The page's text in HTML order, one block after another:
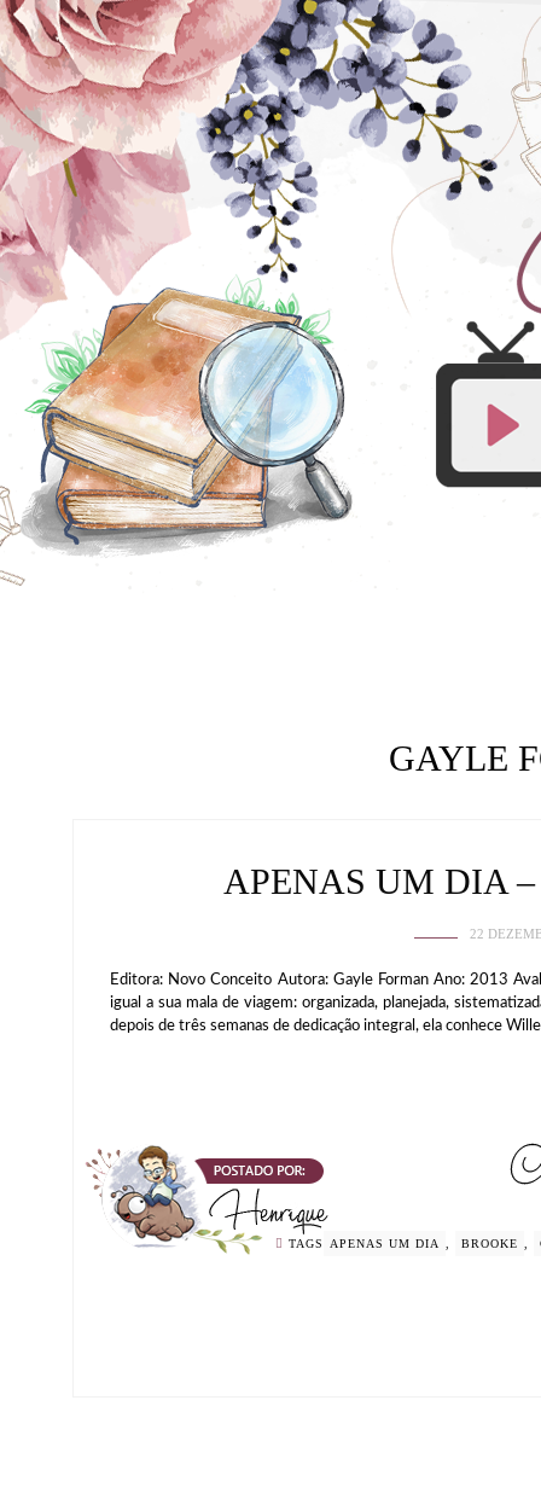
GAYLE
APENAS UM DIA
22
Editora: Novo Conceito Autora: Gayle Forman Ano: 2013
igual a sua mala de viagem: organizada, planejada,
depois de três semanas de dedicação integral, ela conhece
TAGS APENAS UM DIA , BROOKE ,